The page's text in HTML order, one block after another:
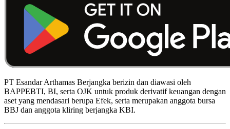
PT Esandar Arthamas Berjangka berizin dan diawasi oleh
BAPPEBTI, BI, serta OJK untuk produk derivatif keuangan dengan
aset yang mendasari berupa Efek, serta merupakan anggota bursa
BBJ dan anggota kliring berjangka KBI.